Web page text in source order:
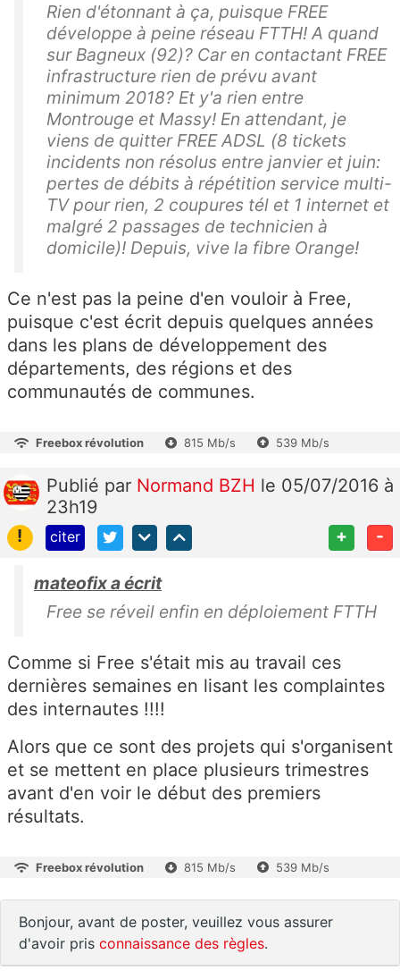
Rien d'étonnant à ça, puisque FREE
développe à peine réseau FTTH! A quand
sur Bagneux (92)? Car en contactant FREE
infrastructure rien de prévu avant
minimum 2018? Et y'a rien entre
Montrouge et Massy! En attendant, je
viens de quitter FREE ADSL (8 tickets
incidents non résolus entre janvier et juin:
pertes de débits à répétition service multi-
TV pour rien, 2 coupures tél et 1 internet et
malgré 2 passages de technicien à
domicile)! Depuis, vive la fibre Orange!
Ce n'est pas la peine d'en vouloir à Free,
puisque c'est écrit depuis quelques années
dans les plans de développement des
départements, des régions et des
communautés de communes.
Freebox révolution 815 Mb/s 539 Mb/s
Publié par Normand BZH le 05/07/2016 à
23h19
!
citer + -
mateofix a écrit
Free se réveil enfin en déploiement FTTH
Comme si Free s'était mis au travail ces
dernières semaines en lisant les complaintes
des internautes !!!!
Alors que ce sont des projets qui s'organisent
et se mettent en place plusieurs trimestres
avant d'en voir le début des premiers
résultats.
Freebox révolution 815 Mb/s 539 Mb/s
Bonjour, avant de poster, veuillez vous assurer
d'avoir pris connaissance des règles.